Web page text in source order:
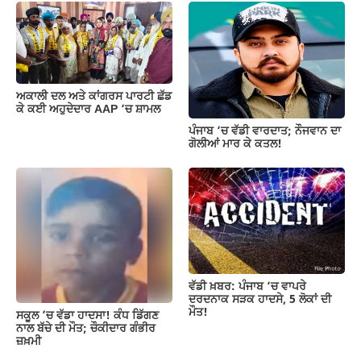
ਅਕਾਲੀ ਦਲ ਅਤੇ ਕਾਂਗਰਸ ਪਾਰਟੀ ਛੱਡ
ਕੇ ਕਈ ਅਹੁਦੇਦਾਰ AAP ‘ਚ ਸ਼ਾਮਲ
ਪੰਜਾਬ ‘ਚ ਵੱਡੀ ਵਾਰਦਾਤ; ਨੌਜਵਾਨ ਦਾ
ਗੋਲੀਆਂ ਮਾਰ ਕੇ ਕਤਲ!
ਸਕੂਲ ’ਚ ਵੱਡਾ ਹਾਦਸਾ! ਕੰਧ ਡਿੱਗਣ
ਨਾਲ ਬੱਚੇ ਦੀ ਮੌਤ; ਚੌਕੀਦਾਰ ਗੰਭੀਰ
ਜ਼ਖ਼ਮੀ
ਵੱਡੀ ਖ਼ਬਰ: ਪੰਜਾਬ ‘ਚ ਵਾਪਰੇ
ਦਰਦਨਾਕ ਸੜਕ ਹਾਦਸੇ, 5 ਲੋਕਾਂ ਦੀ
ਮੌਤ!